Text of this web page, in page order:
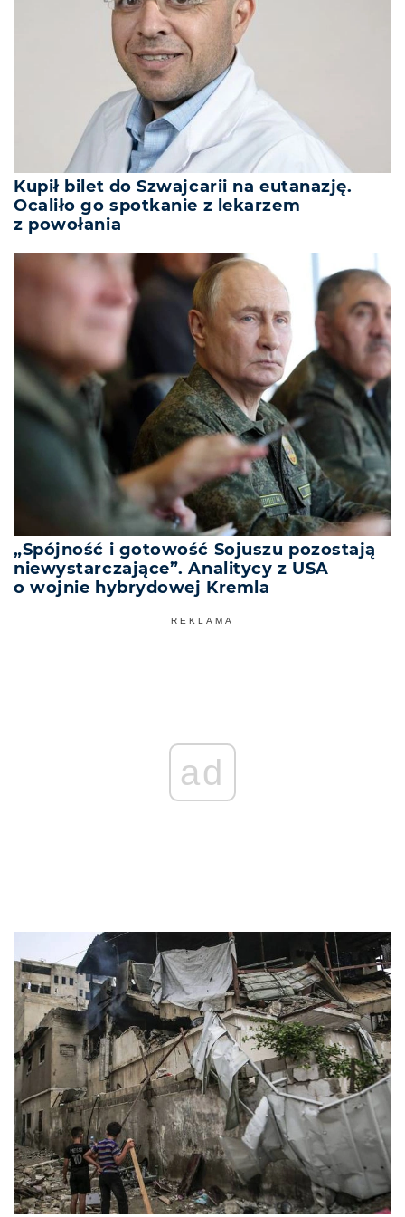
Kupił bilet do Szwajcarii na eutanazję.
Ocaliło go spotkanie z lekarzem
z powołania
„Spójność i gotowość Sojuszu pozostają
niewystarczające”. Analitycy z USA
o wojnie hybrydowej Kremla
REKLAMA
ad